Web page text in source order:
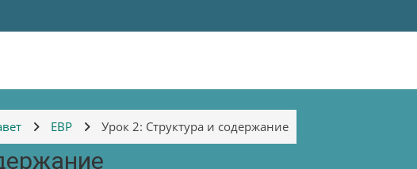
ЕВР Урок 2: Структура и содержание